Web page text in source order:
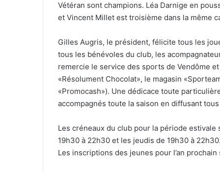
Vétéran sont champions. Léa Darnige en
et Vincent Millet est troisième dans la même
Gilles Augris, le président, félicite tous les
tous les bénévoles du club, les
remercie le service des sports de Vendôme
«Résolument Chocolat», le magasin
«Promocash»). Une dédicace toute
accompagnés toute la saison en diffusant
Les créneaux du club pour la période
19h30 à 22h30 et les jeudis de 19h30 à 22h30.
Les inscriptions des jeunes pour l’an